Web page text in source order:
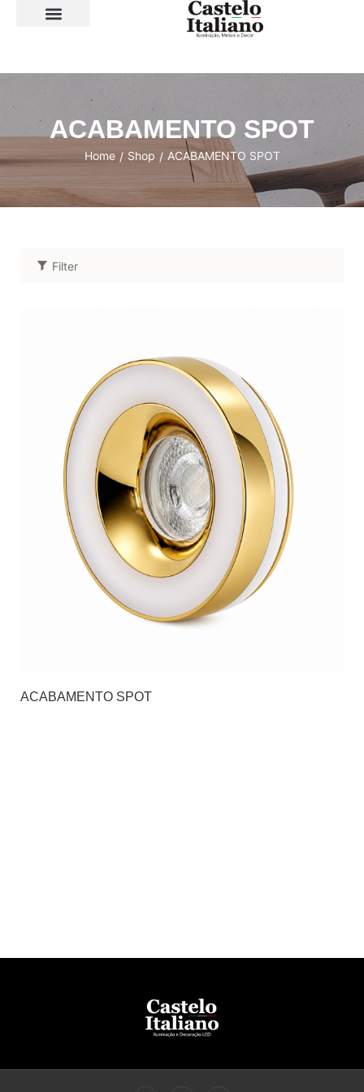
ACABAMENTO SPOT
Home / Shop / ACABAMENTO SPOT
Filter
ACABAMENTO SPOT